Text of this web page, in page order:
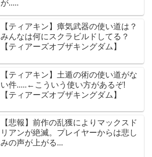
が.....
【ティアキン】瘴気武器の使い道は？
みんなは何にスクラビルドしてる？
【ティアーズオブザキングダム】
【ティアキン】土遁の術の使い道がな
い件.....←こういう使い方があるぞ!
【ティアーズオブザキングダム】
【悲報】前作の乱獲によりマックスド
リアンが絶滅。プレイヤーからは悲し
みの声が上がる...